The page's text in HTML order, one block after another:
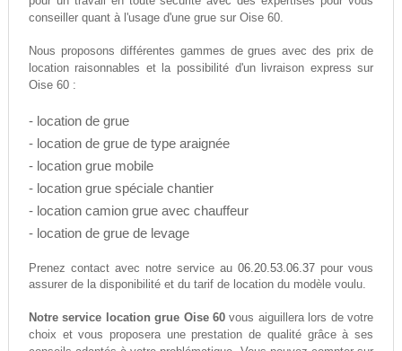
conseiller quant à l'usage d'une grue sur Oise 60.
Nous proposons différentes gammes de grues avec des prix de
location raisonnables et la possibilité d'un livraison express sur
Oise 60 :
- location de grue
- location de grue de type araignée
- location grue mobile
- location grue spéciale chantier
- location camion grue avec chauffeur
- location de grue de levage
Prenez contact avec notre service au06.20.53.06.37 pour vous
assurer de la disponibilité et du tarif de location du modèle voulu.
Notre service location grue Oise 60 vous aiguillera lors de votre
choix et vous proposera une prestation de qualité grâce à ses